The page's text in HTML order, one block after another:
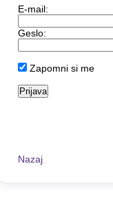
E-mail:
Geslo:
Zapomni si me
Nazaj